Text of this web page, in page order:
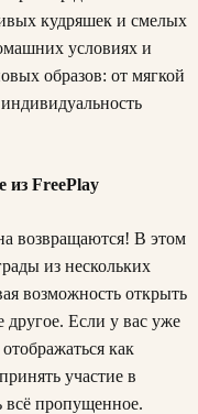
кудряшек и смелых
условиях и
образов: от мягкой
из FreePlay
возвращаются! В этом
из нескольких
возможность открыть
Если у вас уже
как
участие в
всё пропущенное.